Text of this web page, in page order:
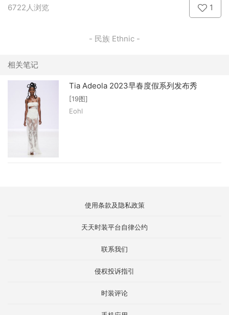
6722人浏览 1
- 民族 Ethnic -
相关笔记
Tia Adeola 2023早春度假系列发布秀
[19图]
Eohl
使用条款及隐私政策
天天时装平台自律公约
联系我们
侵权投诉指引
时装评论